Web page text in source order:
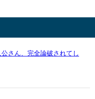
公さん、完全論破されてし